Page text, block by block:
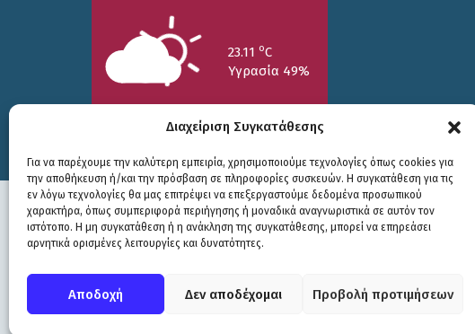
Διαχείριση Συγκατάθεσης
Για να παρέχουμε την καλύτερη εμπειρία, χρησιμοποιούμε τεχνολογίες όπως cookies για
την αποθήκευση ή/και την πρόσβαση σε πληροφορίες συσκευών. Η συγκατάθεση για τις
εν λόγω τεχνολογίες θα μας επιτρέψει να επεξεργαστούμε δεδομένα προσωπικού
χαρακτήρα, όπως συμπεριφορά περιήγησης ή μοναδικά αναγνωριστικά σε αυτόν τον
ιστότοπο. Η μη συγκατάθεση ή η ανάκληση της συγκατάθεσης, μπορεί να επηρεάσει
αρνητικά ορισμένες λειτουργίες και δυνατότητες.
Αποδοχή Δεν αποδέχομαι Προβολή προτιμήσεων
23.11 oC
Υγρασία 49%
25/7
15.73oC
26/7
17.99oC
27/7
20.94oC
© COPYRIGHT ΔΗΜΟΣ ΣΟΥΛΙΟΥ 2026
WEB DEVELOPMENT BYΕΓΚΡΙΤΟΣ GROUP| GRAPHICS DESIGN BY